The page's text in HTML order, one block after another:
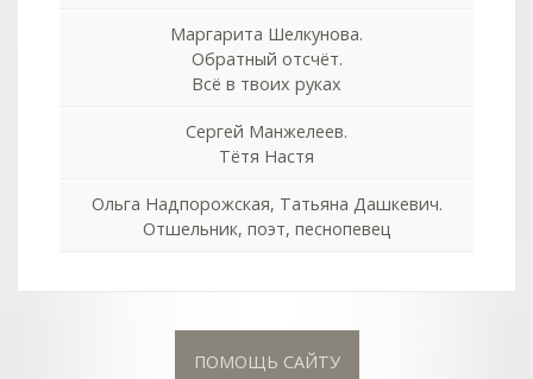
Маргарита Шелкунова.
Обратный отсчёт.
Всё в твоих руках
Сергей Манжелеев.
Тётя Настя
Ольга Надпорожская, Татьяна Дашкевич.
Отшельник, поэт, песнопевец
ПОМОЩЬ САЙТУ